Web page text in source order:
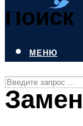
Поиск
МЕНЮ